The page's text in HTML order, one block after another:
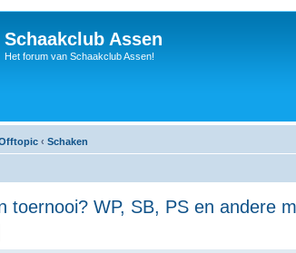
Schaakclub Assen
Het forum van Schaakclub Assen!
‹ Schaken
toernooi? WP, SB, PS en andere